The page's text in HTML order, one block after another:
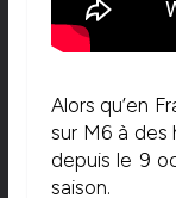
Alors qu’en
sur M6 à des
depuis le 9
saison.